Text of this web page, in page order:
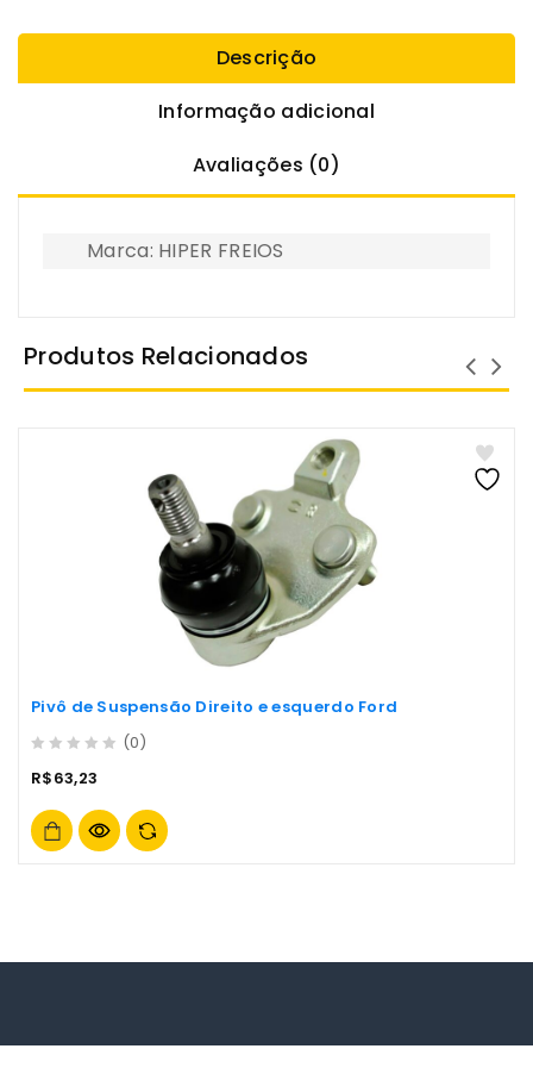
Descrição
Informação adicional
Avaliações (0)
Marca: HIPER FREIOS
Produtos Relacionados
Pivô de Suspensão Direito e esquerdo Ford
out
5
(0)
R$63,23